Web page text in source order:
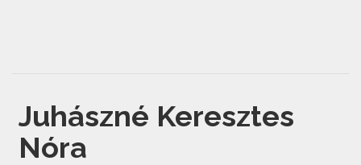
Juhászné Keresztes
Nóra